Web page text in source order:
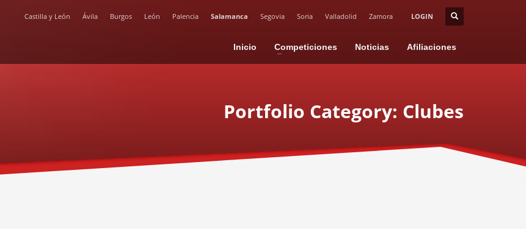
Castilla y León Ávila Burgos León Palencia Salamanca Segovia Soria Valladolid Zamora LOGIN
Inicio Competiciones Noticias Afiliaciones
Portfolio Category: Clubes